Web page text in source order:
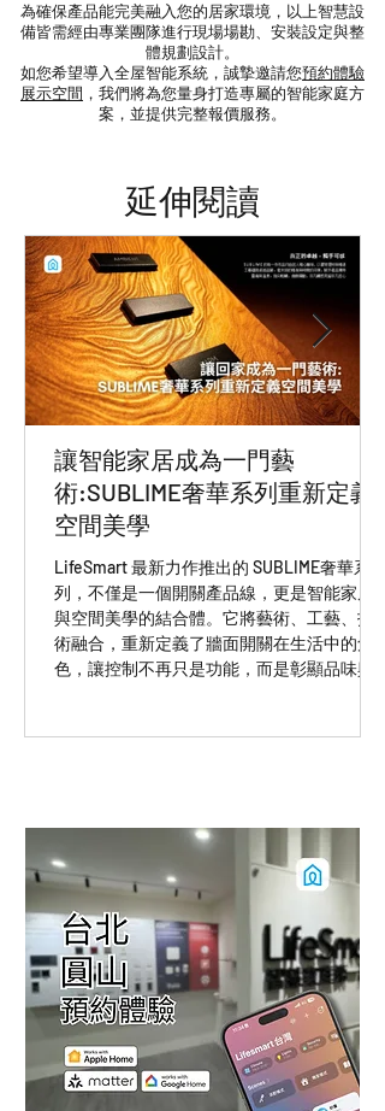
您退貨的權益，也將依照損毀程度扣除
為復原所需之整新費用。
退款時間待收到退貨產品後須約5個工
作天，確認商品無誤後，約7-14天完成
亦無國際認證標章。
‧ 水貨或平行輸入之商品所使用伺服器
為阿里雲在中國，我公司貨進口之商品
所使用伺服器為AWS亞馬遜於新加坡及
非台灣一般常見電壓無法使用，本公司
進口商品為全電壓110V-220V，台灣可
正常使用。
‧ 水貨或平行輸入之商品與本公司進口
品除伺服器及電壓差異外，產品用料及
包裝緩衝材皆有差異，且亦無保固及任
何售後服務。
‧ 本公司強烈譴責水貨商/平行輸入廠
商，請勿盜用NCC字號報關，切勿以身
試法。
‧ 本公司出貨之產品皆有“Lifesmart台灣
專用雷射標籤貼紙”，請認明雷射標籤
貼紙，無雷射標籤貼紙之產品皆為水貨
廠商提供，皆無享有保固及售後服務。
‧ 非本司網站所列出服務商，皆非本公
司之出貨商品，請勿冒用本公司
Lifesmart 產品於台灣出貨，若造成本
公司名義受損，將採取法律途徑求償。
合格通過之技師，非本公司人員之技師
損壞，請認明Lifesmart台灣產品與合格
技師。
為確保產品能完美融入您的居家環境，以上智慧設
備皆需經由專業團隊進行現場場勘、安裝設定與整
體規劃設計。
如您希望導入全屋智能系統，誠摯邀請您預約體驗
展示空間 ，我們將為您量身打造專屬的智能家庭方
案，並提供完整報價服務。
​延伸閱讀
讓智能家居成為一門藝
術:SUBLIME奢華系列重新定義
空間美學
LifeSmart 最新力作推出的 SUBLIME奢華系
列，不僅是一個開關產品線，更是智能家居
與空間美學的結合體。它將藝術、工藝、技
術融合，重新定義了牆面開關在生活中的角
色，讓控制不再只是功能，而是彰顯品味與